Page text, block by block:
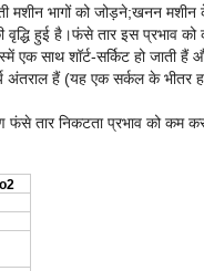
मशीन भागों को जोड़ने;खनन
वृद्धि हुई है।फंसे तार इस
एक साथ शॉर्ट-सर्किट हो
अंतराल हैं (यह एक सर्कल के
फंसे तार निकटता प्रभाव को